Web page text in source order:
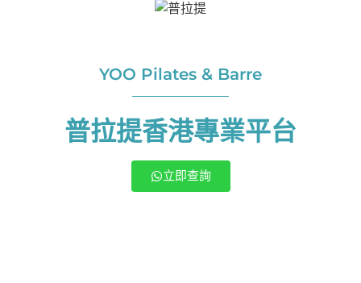
YOO Pilates & Barre
普拉提香港專業平台
立即查詢